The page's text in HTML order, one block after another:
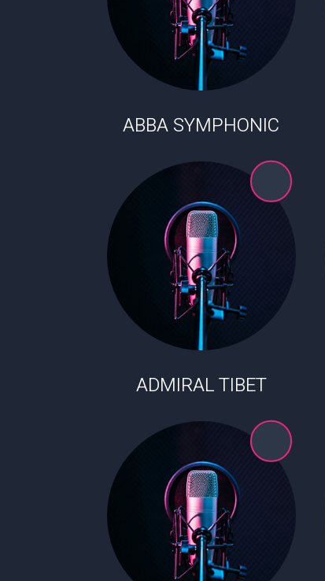
ABBA SYMPHONIC
ADMIRAL TIBET